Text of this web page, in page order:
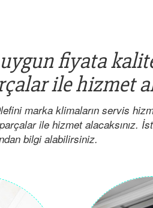
fiyata
ile hizmet
marka klimaların servis
ile hizmet alacaksınız.
bilgi alabilirsiniz.